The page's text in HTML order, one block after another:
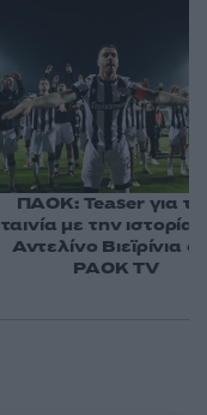
ΠΑΟΚ: Teaser για
ταινία με την ιστορία
Αντελίνο Βιεϊρίνια
PAOK TV